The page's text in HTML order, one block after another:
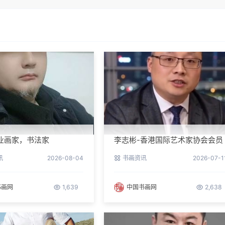
画家，书法家
2026-08-04
网 1,639
李志彬-香港国际艺术家协会会员
书画资讯 2026-07-
中国书画网 2,638